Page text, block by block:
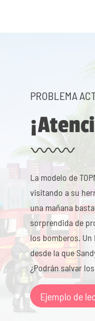
PROBLEMA
La modelo de
visitando a su
una mañana
sorprendida de
los bomberos. Un
desde la que
¿Podrán salvar
Ejemplo de